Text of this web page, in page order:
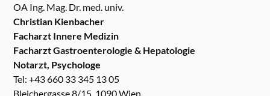
OA Ing. Mag. Dr. med. univ.
Christian Kienbacher
Facharzt Innere Medizin
Facharzt Gastroenterologie & Hepatologie
Notarzt, Psychologe
Tel: +43 660 33 345 13 05
Bleichergasse 8/15, 1090 Wien